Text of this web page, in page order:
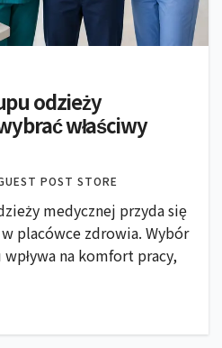
odzieży
właściwy
POST STORE
medycznej przyda się
placówce zdrowia. Wybór
na komfort pracy,